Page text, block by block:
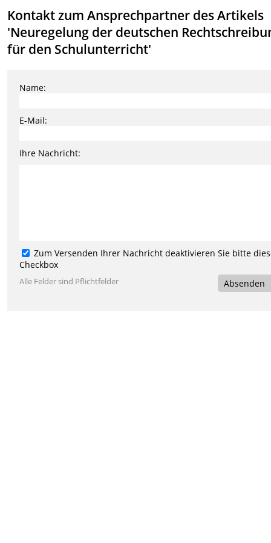
Kontakt zum Ansprechpartner des Artikels
'Neuregelung der deutschen
für den Schulunterricht'
Name:
E-Mail:
Ihre Nachricht:
Zum Versenden Ihrer Nachricht deaktivieren Sie bitte
Checkbox
Alle Felder sind Pflichtfelder Absenden